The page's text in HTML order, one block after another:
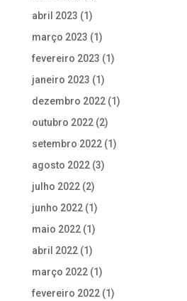
abril 2023 (1)
março 2023 (1)
fevereiro 2023 (1)
janeiro 2023 (1)
dezembro 2022(1)
outubro 2022(2)
setembro 2022(1)
agosto 2022(3)
julho 2022(2)
junho 2022(1)
maio 2022(1)
abril 2022(1)
março 2022(1)
fevereiro 2022(1)